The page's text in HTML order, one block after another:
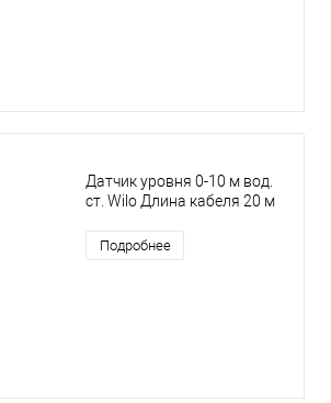
Датчик уровня 0-10 м вод.
ст. Wilo Длина кабеля 20 м
Подробнее